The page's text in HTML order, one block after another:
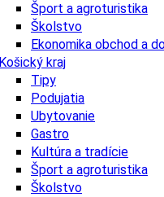
Šport a agroturistika
Školstvo
Ekonomika obchod a
Košický kraj
Tipy
Podujatia
Ubytovanie
Gastro
Kultúra a tradície
Šport a agroturistika
Školstvo